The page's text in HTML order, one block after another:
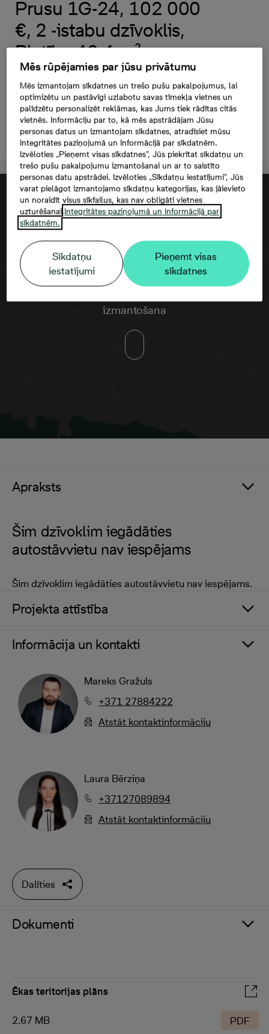
Prusu 1G-24, 102 000
€, 2 -istabu dzīvoklis,
Platība 40,4 m²
Šim dzīvoklim iegādāties
autostāvvietu nav iespējams
Atstāt kontaktinformāciju
izmantošana
Apraksts
Šim dzīvoklim iegādāties
autostāvvietu nav iespējams
Šim dzīvoklim iegādāties autostāvvietu nav iespējams.
Projekta attīstība
Informācija un kontakti
Mareks Gražuls
+371 27884222
Atstāt kontaktinformāciju
Laura Bērziņa
+37127089894
Atstāt kontaktinformāciju
Dalīties
Dokumenti
Ēkas teritorijas plāns
2.67 MB PDF
Mēs rūpējamies par jūsu privātumu
Mēs izmantojam sīkdatnes un trešo pušu pakalpojumus, lai
optimizētu un pastāvīgi uzlabotu savas tīmekļa vietnes un
palīdzētu personalizēt reklāmas, kas Jums tiek rādītas citās
vietnēs. Informāciju par to, kā mēs apstrādājam Jūsu
personas datus un izmantojam sīkdatnes, atradīsiet mūsu
Integritātes paziņojumā un Informācijā par sīkdatnēm.
Izvēloties „Pieņemt visas sīkdatnes”, Jūs piekrītat sīkdatņu un
trešo pušu pakalpojumu izmantošanai un ar to saistīto
personas datu apstrādei. Izvēloties „Sīkdatņu iestatījumi”, Jūs
varat pielāgot izmantojamo sīkdatņu kategorijas, kas jāievieto
un noraidīt visus sīkfailus, kas nav obligāti vietnes
uzturēšanai.Integritātes paziņojumā un Informācijā par
sīkdatnēm.
Sīkdatņu
iestatījumi
Pieņemt visas
sīkdatnes